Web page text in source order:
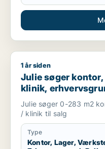
Julie søger kontor,
1 år siden
Julie søger
klinik,
produktionslokaler
Vesterbro eller
Julie søger 0-283 m2
/ klinik til salg
Type
Kontor, Lager,